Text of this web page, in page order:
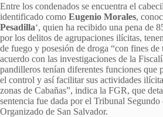
Entre los condenados se encuentra el
identificado como Eugenio Morales,
Pesadilla‘, quien ha recibido una pena de
por los delitos de agrupaciones ilícitas,
de fuego y posesión de droga “con fines de
acuerdo con las investigaciones de la
pandilleros tenían diferentes funciones que
el control y así facilitar sus actividades
zonas de Cabañas”, indica la FGR, que
sentencia fue dada por el Tribunal
Organizado de San Salvador.